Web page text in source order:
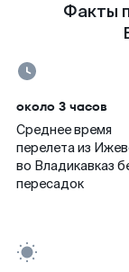
Факты
около 3 часов
Среднее время
перелета из
во Владикавказ
пересадок